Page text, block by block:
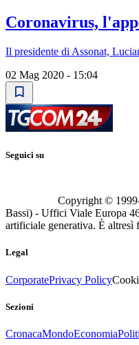
Coronavirus,
Il presidente di Assonat,
02 Mag 2020 - 15:04
Seguici su
Copyright ©
Bassi) - Uffici Viale Europa
artificiale generativa. È altresì
Legal
CorporatePrivacy Policy
Sezioni
CronacaMondoEconomia